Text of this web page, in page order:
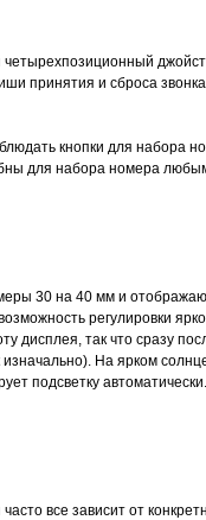
принятия и сброса
кнопки для набора
для набора номера
30 на 40 мм и
регулировки
дисплея, так что сразу
На ярком
подсветку автоматически.
все зависит от